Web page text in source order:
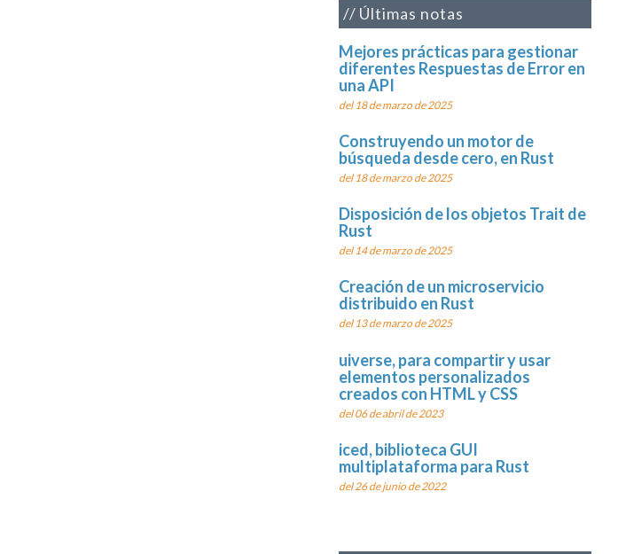
Últimas notas
Mejores prácticas para gestionar
diferentes Respuestas de Error en
una API
del 18 de marzo de 2025
Construyendo un motor de
búsqueda desde cero, en Rust
del 18 de marzo de 2025
Disposición de los objetos Trait de
Rust
del 14 de marzo de 2025
Creación de un microservicio
distribuido en Rust
del 13 de marzo de 2025
uiverse, para compartir y usar
elementos personalizados
creados con HTML y CSS
del 06 de abril de 2023
iced, biblioteca GUI
multiplataforma para Rust
del 26 de junio de 2022